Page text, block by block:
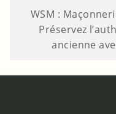
WSM :
Préservez
ancienne